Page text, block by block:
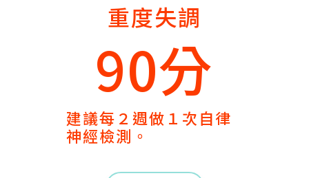
重度失調
90分
建議每２週做１次自律
神經檢測。